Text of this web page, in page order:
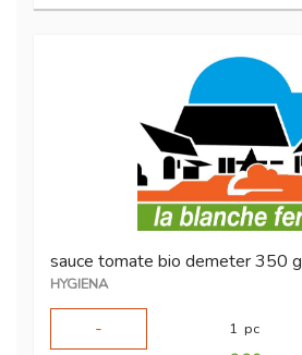
sauce tomate bio demeter 350 g
HYGIENA
-
1 pc